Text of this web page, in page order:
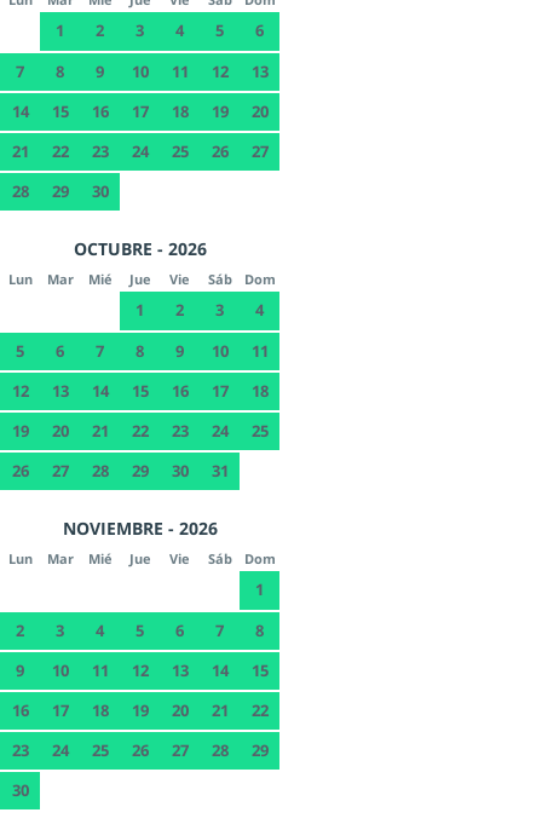
1 2 3 4 5
6
7
8 9 10 11 12
13
14
15 16 17 18 19
20
21
22 23 24 25 26
27
28
29 30
OCTUBRE - 2026
Lun Mar Mié Jue Vie Sáb Dom
1 2 3
4
5
6 7 8 9 10
11
12
13 14 15 16 17
18
19
20 21 22 23 24
25
26
27 28 29 30 31
NOVIEMBRE - 2026
Lun Mar Mié Jue Vie Sáb Dom
1
2
3 4 5 6 7
8
9
10 11 12 13 14
15
16
17 18 19 20 21
22
23
24 25 26 27 28
29
30